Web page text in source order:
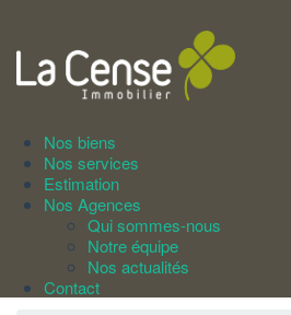
Nos biens
Nos services
Estimation
Nos Agences
Qui sommes-nous
Notre équipe
Nos actualités
Contact